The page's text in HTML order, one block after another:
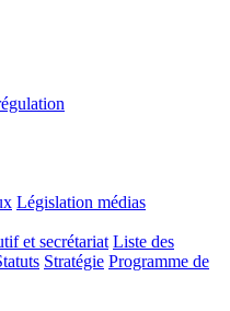
Législation médias
et secrétariat Liste des
Stratégie Programme de